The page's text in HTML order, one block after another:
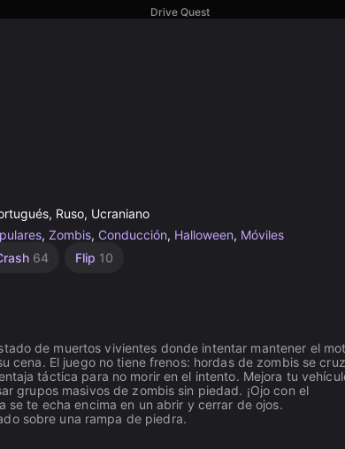
Drive Quest
Ruso, Ucraniano
, Zombis, Conducción, Halloween, Móviles
64 Flip 10
de muertos vivientes donde intentar mantener el
El juego no tiene frenos: hordas de zombis se
táctica para no morir en el intento. Mejora tu
grupos masivos de zombis sin piedad. ¡Ojo con el
se te echa encima en un abrir y cerrar de ojos.
sobre una rampa de piedra.